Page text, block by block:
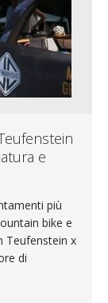
e
più
bike e
Teufenstein x
di